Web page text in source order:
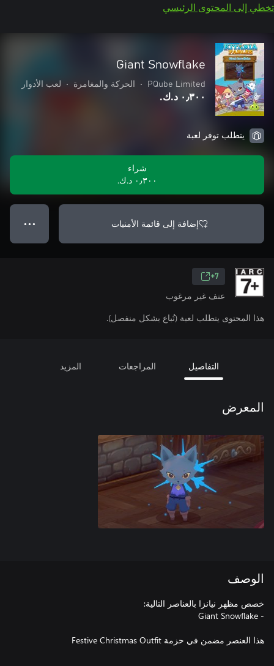
تخطي إلى المحتوى الرئيسي
Giant Snowflake
PQube Limited
• الحركة والمغامرة • لعب الأدوار
٠٫٣٠٠ د.ك.‏
يتطلب توفر لعبة
شراء
٠٫٣٠٠ د.ك.‏
إضافة إلى قائمة الأمنيات ● ● ●
7+
عنف غير مرغوب
هذا المحتوى يتطلب لعبة (تُباع بشكل منفصل).
التفاصيل المراجعات المزيد
المعرض
الوصف
هذا العنصر مضمن في حزمة Festive Christmas Outfit